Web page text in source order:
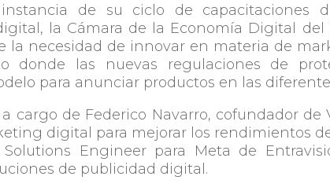
de su ciclo de capacitaciones
la Cámara de la Economía Digital del
la necesidad de innovar en materia de
donde las nuevas regulaciones de
para anunciar productos en las
cargo de Federico Navarro, cofundador de
digital para mejorar los rendimientos
Solutions Engineer para Meta de
de publicidad digital.